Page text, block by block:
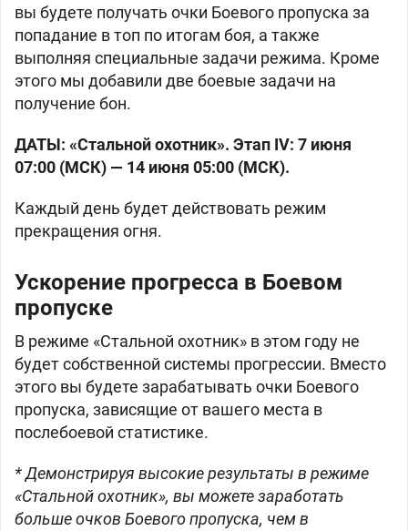
вы будете получать очки Боевого пропуска за
попадание в топ по итогам боя, а также
выполняя специальные задачи режима. Кроме
этого мы добавили две боевые задачи на
получение бон.
ДАТЫ: «Стальной охотник». Этап IV: 7 июня
07:00 (МСК) — 14 июня 05:00 (МСК).
Каждый день будет действовать режим
прекращения огня.
Ускорение прогресса в Боевом
пропуске
В режиме «Стальной охотник» в этом году не
будет собственной системы прогрессии. Вместо
этого вы будете зарабатывать очки Боевого
пропуска, зависящие от вашего места в
послебоевой статистике.
* Демонстрируя высокие результаты в режиме
«Стальной охотник», вы можете заработать
больше очков Боевого пропуска, чем в